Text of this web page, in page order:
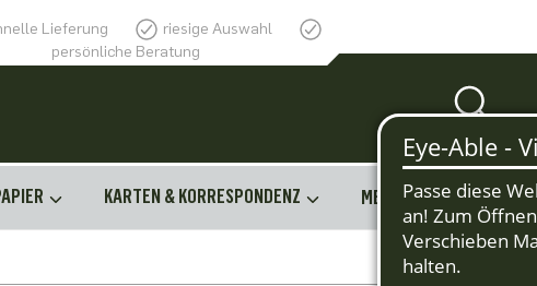
Lieferung
riesige Auswahl
persönliche Beratung
SUCHE
KARTEN & KORRESPONDENZ MEHR